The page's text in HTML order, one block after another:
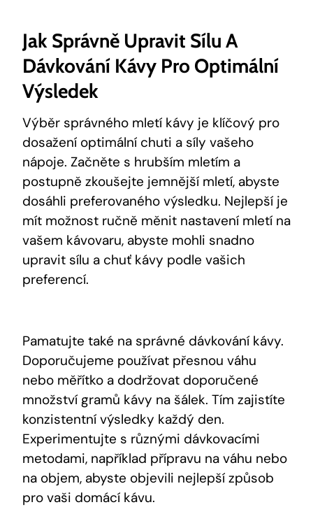
Jak Správně Upravit Sílu A
Dávkování Kávy Pro Optimální
Výsledek
Výběr správného mletí kávy je klíčový pro
dosažení optimální chuti a síly vašeho
nápoje. Začněte s hrubším mletím a
postupně zkoušejte jemnější mletí, abyste
dosáhli preferovaného výsledku. Nejlepší je
mít možnost ručně měnit nastavení mletí na
vašem kávovaru, abyste mohli snadno
upravit sílu a chuť kávy podle vašich
preferencí.
Pamatujte také na správné dávkování kávy.
Doporučujeme používat přesnou váhu
nebo měřítko a dodržovat doporučené
množství gramů kávy na šálek. Tím zajistíte
konzistentní výsledky každý den.
Experimentujte s různými dávkovacími
metodami, například přípravu na váhu nebo
na objem, abyste objevili nejlepší způsob
pro vaši domácí kávu.